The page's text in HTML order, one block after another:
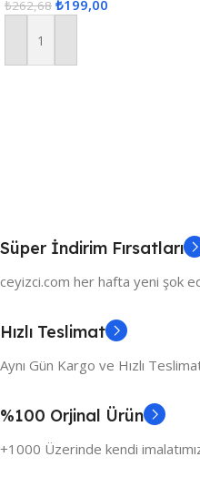
₺262,68 ₺199,00
Sepete Ekle
Süper İndirim Fırsatları
ceyizci.com her hafta yeni şok
Hızlı Teslimat
Aynı Gün Kargo ve Hızlı
%100 Orjinal Ürün
+1000 Üzerinde kendi